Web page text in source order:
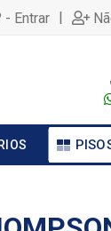
- Entrar |